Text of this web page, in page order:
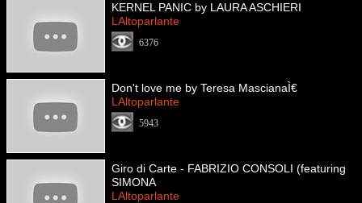
KERNEL PANIC by LAURA ASCHIERI
LAltoparlante
6376
Don't love me by Teresa MascianaÌ€
LAltoparlante
5943
Giro di Carte - FABRIZIO CONSOLI (featuring
SIMONA
LAltoparlante